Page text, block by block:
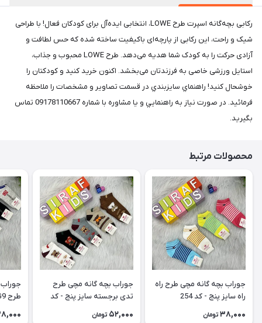
رکابی بچه‌گانه اسپرت طرح LOWE، انتخابی ایده‌آل برای کودکان فعال! با طراحی
شیک و راحت، این رکابی از پارچه‌ای باکیفیت ساخته شده که حس لطافت و
آزادی حرکت را به کودک شما هدیه می‌دهد. طرح LOWE محبوب و جذاب،
استایل ورزشی خاصی به فرزندتان می‌بخشد. اکنون خرید کنید و کودکتان را
خوشحال کنید! راهنماي سايزبندي در قسمت تصاوير و مشخصات را ملاحظه
فرمائيد. در صورت نياز به راهنمايي و يا مشاوره با شماره 09178110667 تماس
بگيريد.
محصولات مرتبط
جوراب بچه گانه مچی طرح راه
راه سایز پنج - کد 254
38,000 تومان
جوراب بچه گانه مچی طرح
تدی برجسته سایز پنج - کد
52,000 تومان
طرح G9 سایز پنج - کد 252